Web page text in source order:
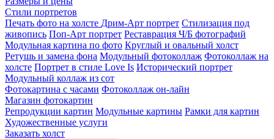
Стили портретов
Печать фото на холсте Дрим-Арт портрет Стилизация под
живопись Поп-Арт портрет Реставрация Ч/Б фотографий
Модульная картина по фото Круглый и овальный холст
Ретушь и замена фона Модульный фотоколлаж Фотоколлаж на
холсте Портрет в стиле Love Is Исторический портрет
Модульный коллаж из сот
Фотокартина с часами Фотоколлаж он-лайн
Магазин фотокартин
Репродукции картин Модульные картины Рамки для картин
Художественные услуги
Заказать холст